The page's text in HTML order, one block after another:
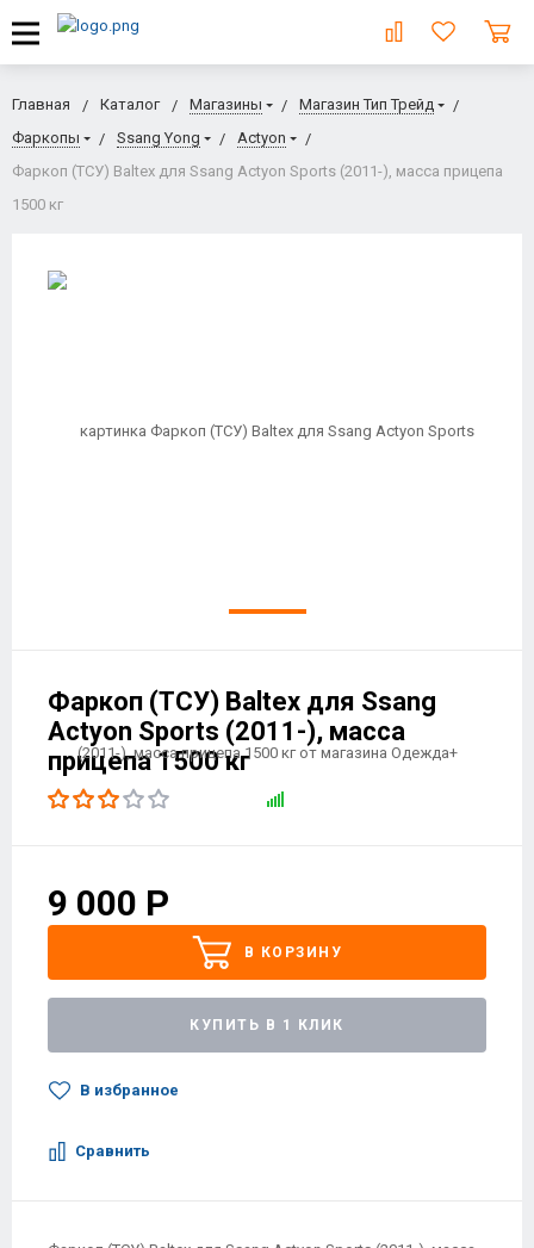
Главная Каталог Магазины
Магазин Тип Трейд
Фаркопы
Ssang Yong
Actyon
Фаркоп (ТСУ) Baltex для Ssang Actyon Sports (2011-), масса прицепа
1500 кг
Фаркоп (ТСУ) Baltex для Ssang
Actyon Sports (2011-), масса
прицепа 1500 кг
9 000 Р
В КОРЗИНУ
КУПИТЬ В 1 КЛИК
В избранное
Сравнить